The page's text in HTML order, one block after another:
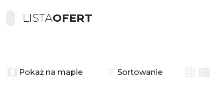
LISTAOFERT
−
Pokaż na mapie Sortowanie